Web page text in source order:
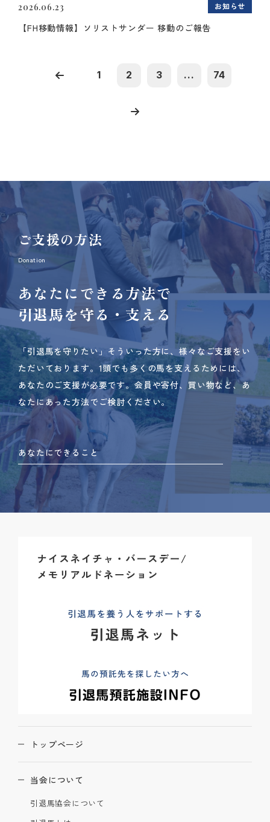
2026.06.23 お知らせ
【FH移動情報】ソリストサンダー 移動のご報告
1 2 3 ... 74
ご支援の方法
Donation
あなたにできる方法で
引退馬を守る・支える
「引退馬を守りたい」そういった方に、様々なご支援をい
ただいております。 1頭でも多くの馬を支えるためには、
あなたのご支援が必要です。 会員や寄付、買い物など、あ
なたにあった方法でご検討ください。
あなたにできること
トップページ
当会について
引退馬協会について